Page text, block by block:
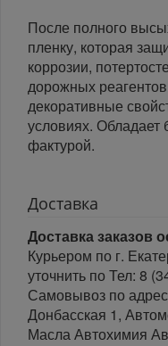
После полного
пленку, которая
коррозии,
дорожных
декоративные
условиях. Обладает
фактурой.
Доставка
Доставка заказов
Курьером по г.
уточнить по Тел: 8
Самовывоз по
Донбасская 1,
Масла Автохимия